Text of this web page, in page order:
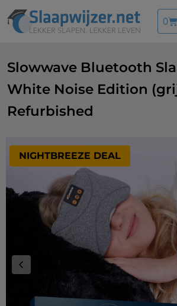
0
Slowwave Bluetooth
White Noise Edition
Refurbished
NIGHTBREEZE DEAL